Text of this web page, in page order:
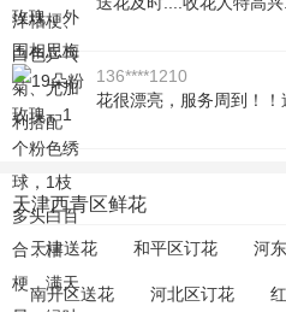
136****1210
花很漂亮，服务周到！！
天津西青区鲜花
天津送花 和平区订花 河
南开区送花 河北区订花